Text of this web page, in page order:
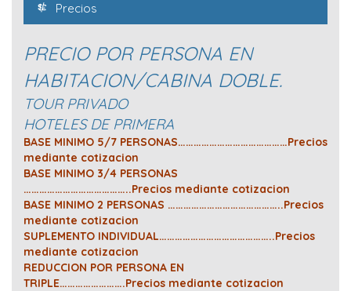
Precios
PRECIO POR PERSONA EN
HABITACION/CABINA DOBLE.
TOUR PRIVADO
HOTELES DE PRIMERA
BASE MINIMO 5/7 PERSONAS……………………………………Precios
mediante cotizacion
BASE MINIMO 3/4 PERSONAS
…………………………………..Precios mediante cotizacion
BASE MINIMO 2 PERSONAS ……………………………………..Precios
mediante cotizacion
SUPLEMENTO INDIVIDUAL……………………………………..Precios
mediante cotizacion
REDUCCION POR PERSONA EN
TRIPLE…………………….Precios mediante cotizacion